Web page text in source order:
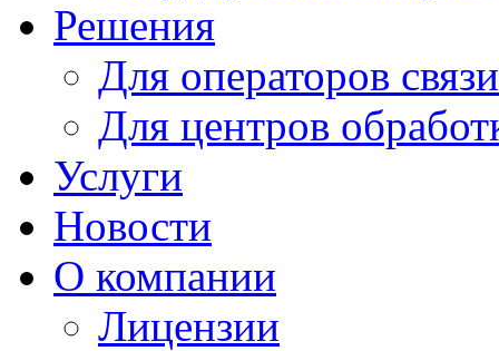
Решения
Для операторов связи
Для центров
Услуги
Новости
О компании
Лицензии